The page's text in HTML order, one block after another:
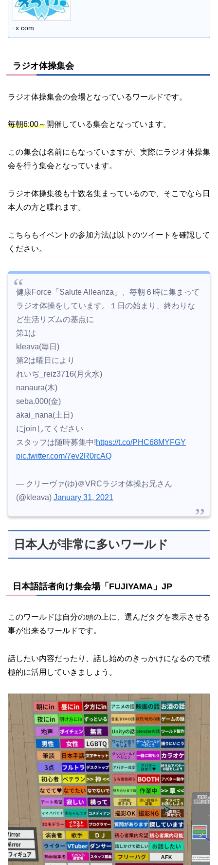
x.com
ラジオ体操集会
ラジオ体操集会の会場となっているワールドです。
毎朝6:00～開催している集会となっています。
この集会は名前にもなっていますが、実際にラジオ体操集
会を行う集会となっています。
ラジオ体操集後も十数名集まっているので、そこでなら日
本人の方と喋れます。
こちらもイベントの参加方法は以下のツイートを確認して
ください。
健康Force「Salute Alleanza」、毎朝６時に集まって
ラジオ体操をしています。１日の始まり、終わりな
ど生活リズムの基点に
第1は
kleava(毎日)
第2は曜日により
れいぢ_reiz3716(月火水)
nanaura(木)
seba.000(金)
akai_nana(土日)
にjoinしてください
スタッフは随時募集中!https://t.co/PHC68MYFGY
pic.twitter.com/7ev2R0rcAQ
— クリーヴァ(ゆ)＠VRCラジオ体操お兄さん
(@kleava) January 31, 2021
日本人が非常に多いワールド
日本語話者向け集会場「FUJIYAMA」JP
このワールドは自分の頭の上に、選んだタグを表示させる
事が出来るワールドです。
話したい内容だったり、話し始めのきっかけになるので積
極的に活用していきましょう。